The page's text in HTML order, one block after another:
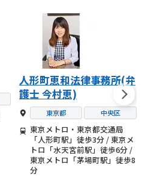
人形町恵和法律事務所(弁
護士 今村恵)
東京都 中央区
東京メトロ・東京都交通局
「人形町駅」徒歩3分 / 東京メ
トロ「水天宮前駅」徒歩6分 /
東京メトロ「茅場町駅」徒歩8
分